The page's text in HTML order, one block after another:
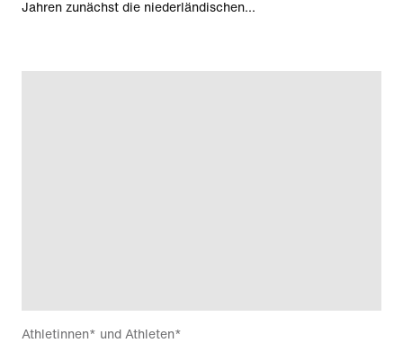
Jahren zunächst die niederländischen...
Athletinnen* und Athleten*